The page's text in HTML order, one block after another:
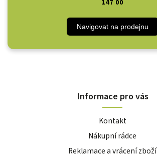
147 00
Navigovat na prodejnu
Informace pro vás
Kontakt
Nákupní rádce
Reklamace a vrácení zboží